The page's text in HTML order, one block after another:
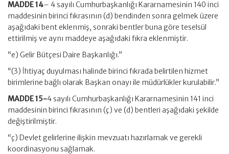
MADDE 14– 4 sayılı Cumhurbaşkanlığı Kararnamesinin 140 inci
maddesinin birinci fıkrasının (d) bendinden sonra gelmek üzere
aşağıdaki bent eklenmiş, sonraki bentler buna göre teselsül
ettirilmiş ve aynı maddeye aşağıdaki fıkra eklenmiştir.
“e) Gelir Bütçesi Daire Başkanlığı.”
“(3) İhtiyaç duyulması halinde birinci fıkrada belirtilen hizmet
birimlerine bağlı olarak Başkan onayı ile müdürlükler kurulabilir.”
MADDE 15-4 sayılı Cumhurbaşkanlığı Kararnamesinin 141 inci
maddesinin birinci fıkrasının (ç) ve (d) bentleri aşağıdaki şekilde
değiştirilmiştir.
“ç) Devlet gelirlerine ilişkin mevzuatı hazırlamak ve gerekli
koordinasyonu sağlamak.